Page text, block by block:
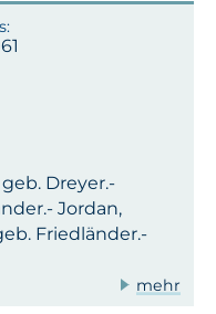
Dreyer.-
Jordan,
Friedländer.-
mehr